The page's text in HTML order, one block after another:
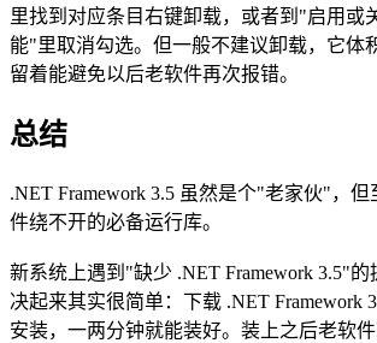
里找到对应条目右键卸载，或者到"启用或
能"里取消勾选。但一般不建议卸载，它体
留着能避免以后老软件再次报错。
总结
.NET Framework 3.5 虽然是个"老家伙"，
件绕不开的必备运行库。
新系统上遇到"缺少 .NET Framework 3.5"
决起来其实很简单：下载 .NET Framework
安装，一两分钟就能装好。装上之后老软